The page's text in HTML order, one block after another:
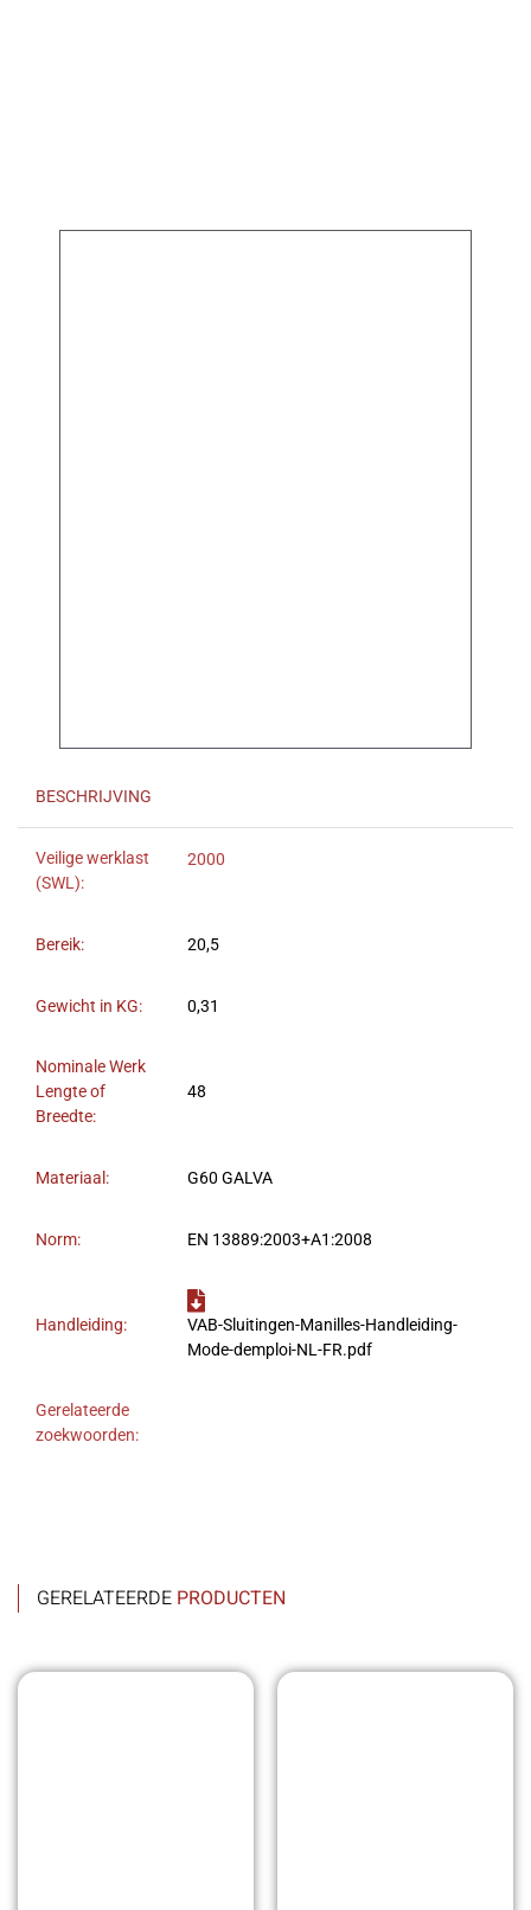
BESCHRIJVING
Veilige werklast
(SWL):
2000
Bereik: 20,5
Gewicht in KG: 0,31
Nominale Werk
Lengte of
Breedte:
48
Materiaal: G60 GALVA
Norm: EN 13889:2003+A1:2008
Handleiding:
VAB-Sluitingen-Manilles-Handleiding-
Mode-demploi-NL-FR.pdf
Gerelateerde
zoekwoorden:
GERELATEERDE PRODUCTEN